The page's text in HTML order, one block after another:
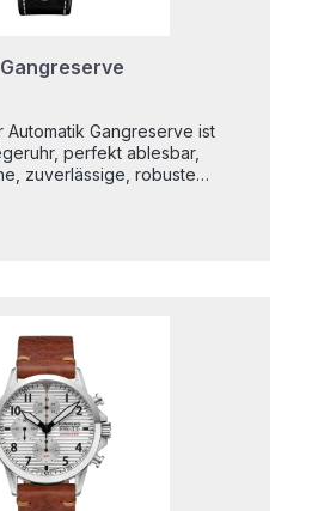
Gangreserve ist
perfekt ablesbar,
zuverlässige, robuste
im Tank hat, wurde oben auf
eine Gangreserveanzeige
Fluoreszierende Zeiger
42
sind Made in
Marke Junkers werden sowohl
mit modernster Technik als
Fliegeruhren hergestellt. Der
der
Hugo Junkers, zurück.